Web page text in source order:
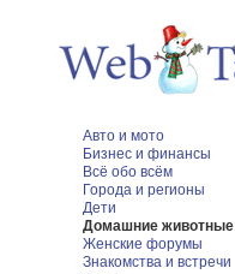
Авто и мото
Бизнес и финансы
Всё обо всём
Города и регионы
Дети
Домашние животные
Женские форумы
Знакомства и встречи